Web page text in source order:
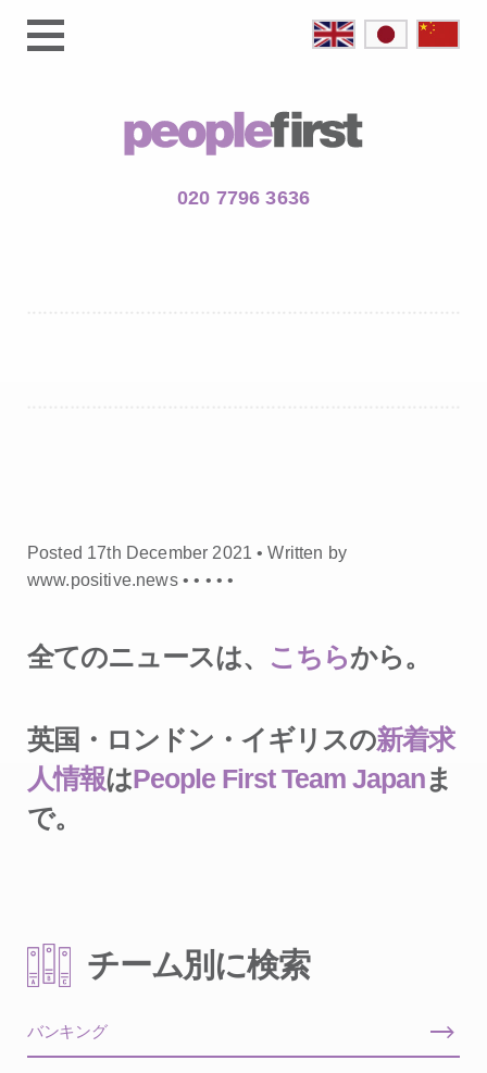
020 7796 3636
Posted 17th December 2021 • Written by
www.positive.news •• • ••
全てのニュースは、 こちらから。
英国・ロンドン・イギリスの新着求
人情報はPeople First Team Japanま
で。
チーム別に検索
バンキング